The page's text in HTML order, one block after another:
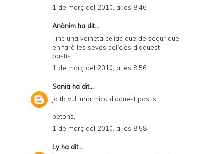
1 de març del 2010, a les 8:46
Anònim ha dit...
Tinc una veïneta celíac que de segur que
en farà les seves delícies d'aquest
pastís.
1 de març del 2010, a les 8:56
Sonia ha dit...
jo tb vull una mica d'aquest pastis...
petons,
1 de març del 2010, a les 8:58
Lyha dit...